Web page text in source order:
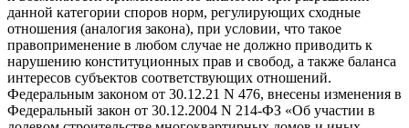
данной категории споров норм, регулирующих сходные
отношения (аналогия закона), при условии, что такое
правоприменение в любом случае не должно приводить к
нарушению конституционных прав и свобод, а также баланса
интересов субъектов соответствующих отношений.
Федеральным законом от 30.12.21 N 476, внесены изменения в
Федеральный закон от 30.12.2004 N 214-ФЗ «Об участии в